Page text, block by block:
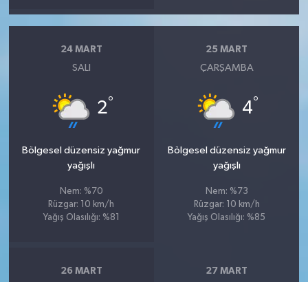
24 MART
SALI
2°
Bölgesel düzensiz yağmur
yağışlı
Nem: %70
Rüzgar: 10 km/h
Yağış Olasılığı: %81
25 MART
ÇARŞAMBA
4°
Bölgesel düzensiz yağmur
yağışlı
Nem: %73
Rüzgar: 10 km/h
Yağış Olasılığı: %85
26 MART 27 MART